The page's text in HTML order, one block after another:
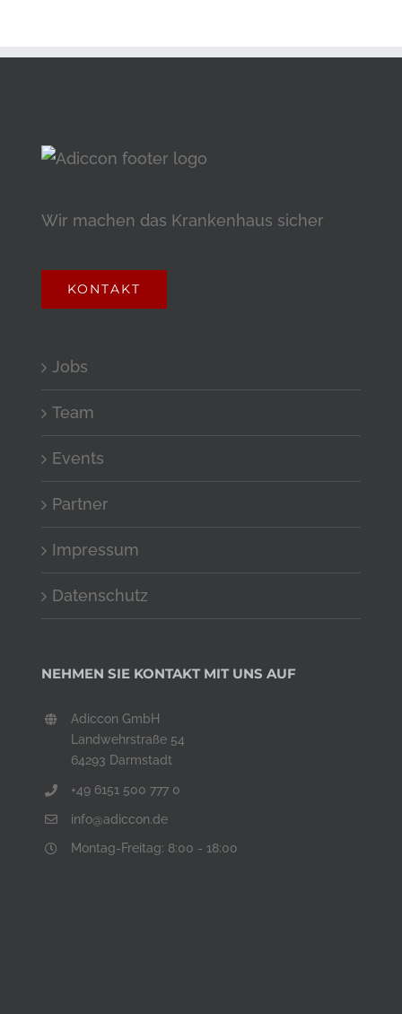
Wir machen das Krankenhaus sicher
KONTAKT
Jobs
Team
Events
Partner
Impressum
Datenschutz
NEHMEN SIE KONTAKT MIT UNS AUF
Adiccon GmbH
Landwehrstraße 54
64293 Darmstadt
+49 6151 500 777 0
info@adiccon.de
Montag-Freitag: 8:00 - 18:00